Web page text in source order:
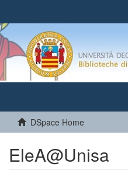
DSpace Home
EleA@Unisa